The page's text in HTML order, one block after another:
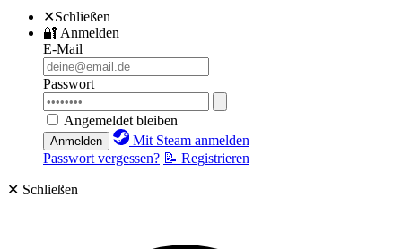
✕Schließen
🔐 Anmelden
E-Mail
Passwort
Angemeldet bleiben
Anmelden
Mit Steam anmelden
Passwort vergessen? 📝 Registrieren
✕ Schließen